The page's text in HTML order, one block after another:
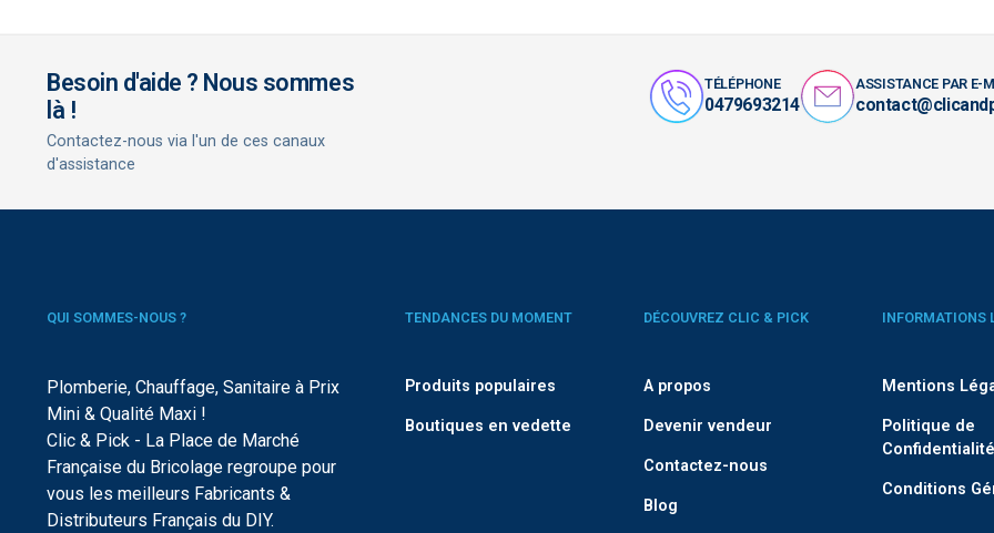
Besoin d'aide ? Nous sommes
là !
Contactez-nous via l'un de ces canaux
d'assistance
TÉLÉPHONE
0479693214
ASSISTANCE PAR E-
QUI SOMMES-NOUS ?
Plomberie, Chauffage, Sanitaire à Prix
Mini & Qualité Maxi !
Clic & Pick - La Place de Marché
Française du Bricolage regroupe pour
vous les meilleurs Fabricants &
Distributeurs Français du DIY.
TENDANCES DU MOMENT
Produits populaires
Boutiques en vedette
DÉCOUVREZ CLIC & PICK
A propos
Devenir vendeur
Contactez-nous
Blog
INFORMATIONS
Mentions
Politique de
Confidentialité
Conditions